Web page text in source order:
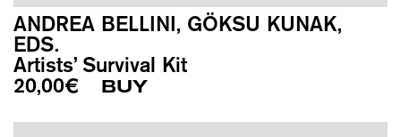
ANDREA BELLINI, GÖKSU KUNAK,
EDS.
Artists’ Survival Kit
20,00€ BUY